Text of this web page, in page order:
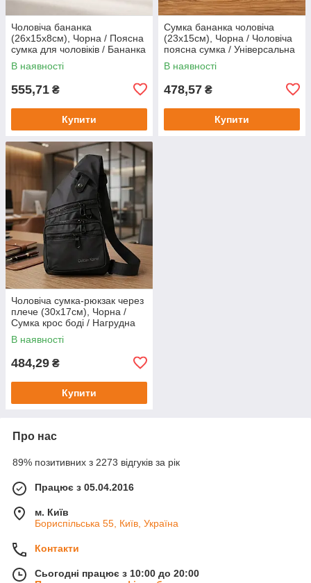
Чоловіча бананка
(26х15х8см), Чорна / Поясна
сумка для чоловіків / Бананка
спортивна / Чоловіча сумка
В наявності
555,71 ₴
Купити
Сумка бананка чоловіча
(23х15см), Чорна / Чоловіча
поясна сумка / Універсальна
нагрудна сумка / Бананка
для чоловіків
В наявності
478,57 ₴
Купити
Чоловіча сумка-рюкзак через
плече (30х17см), Чорна /
Сумка крос боді / Нагрудна
сумка / Барсетка через плече
В наявності
484,29 ₴
Купити
Про нас
89% позитивних з 2273 відгуків за рік
Працює з 05.04.2016
м. Київ
Бориспільська 55, Київ, Україна
Контакти
Сьогодні працює з 10:00 до 20:00